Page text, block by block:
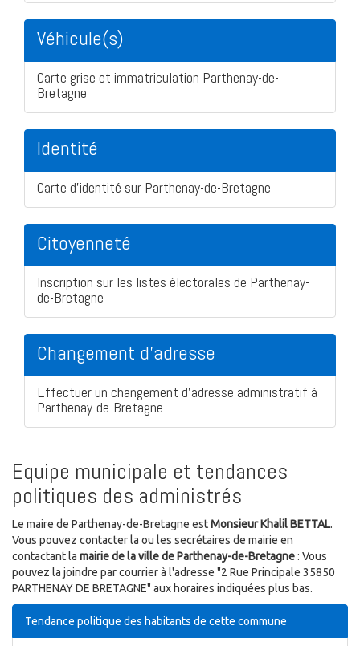
Véhicule(s)
Carte grise et immatriculation Parthenay-de-
Bretagne
Identité
Carte d'identité sur Parthenay-de-Bretagne
Citoyenneté
Inscription sur les listes électorales de Parthenay-
de-Bretagne
Changement d'adresse
Effectuer un changement d'adresse administratif à
Parthenay-de-Bretagne
Equipe municipale et tendances
politiques des administrés
Le maire de Parthenay-de-Bretagne estMonsieur Khalil BETTAL.
Vous pouvez contacter la ou les secrétaires de mairie en
contactant la mairie de la ville de Parthenay-de-Bretagne: Vous
pouvez la joindre par courrier à l'adresse "2 Rue Principale 35850
PARTHENAY DE BRETAGNE" aux horaires indiquées plus bas.
Tendance politique des habitants de cette commune